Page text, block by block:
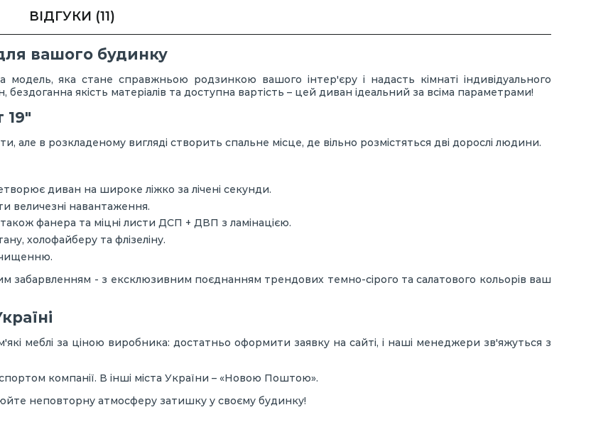
ВІДГУКИ (11)
вашого будинку
яка стане справжньою родзинкою вашого інтер'єру і надасть кімнаті індивідуального
якість матеріалів та доступна вартість – цей диван ідеальний за всіма параметрами!
19"
але в розкладеному вигляді створить спальне місце, де вільно розмістяться дві дорослі людини.
диван на широке ліжко за лічені секунди.
величезні навантаження.
фанера та міцні листи ДСП + ДВП з ламінацією.
холофайберу та флізеліну.
забарвленням - з ексклюзивним поєднанням трендових темно-сірого та салатового кольорів ваш
меблі за ціною виробника: достатньо оформити заявку на сайті, і наші менеджери зв'яжуться з
компанії. В інші міста України – «Новою Поштою».
неповторну атмосферу затишку у своєму будинку!